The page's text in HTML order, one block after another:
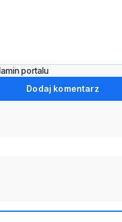
portalu
Dodaj komentarz